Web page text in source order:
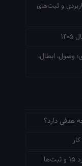
و ثبت‌های
وصول، ابطال،
دارد؟